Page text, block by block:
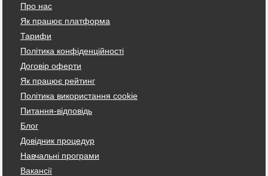
Про нас
Як працює платформа
Тарифи
Політика конфіденційності
Договір оферти
Як працює рейтинг
Політика використання cookie
Питання-відповідь
Блог
Довідник процедур
Навчальні програми
Вакансії